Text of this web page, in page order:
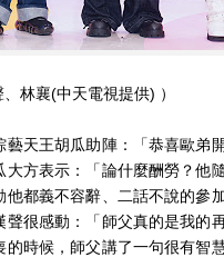
林襄(中天電視提供) ）
藝天王胡瓜助陣：「恭喜歐弟
方表示：「論什麼酬勞？他
都義不容辭、二話不說的參
很感動：「師父真的是我的
時候，師父講了一句很有智